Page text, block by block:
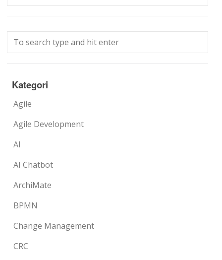
Kategori
Agile
Agile Development
AI
AI Chatbot
ArchiMate
BPMN
Change Management
CRC